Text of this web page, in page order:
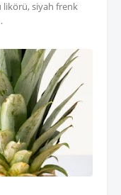
likörü, siyah frenk